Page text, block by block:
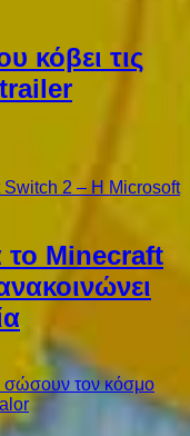
κόβει τις
το Minecraft